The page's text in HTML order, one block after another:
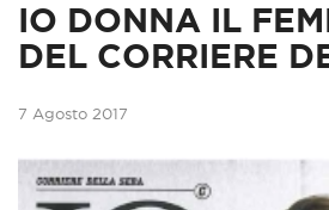
IO DONNA IL
DEL CORRIERE
7 Agosto 2017